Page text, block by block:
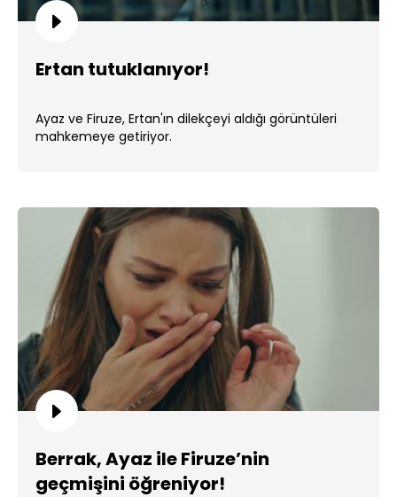
Ertan tutuklanıyor!
Ayaz ve Firuze, Ertan'ın dilekçeyi aldığı görüntüleri
mahkemeye getiriyor.
Berrak, Ayaz ile Firuze’nin
geçmişini öğreniyor!